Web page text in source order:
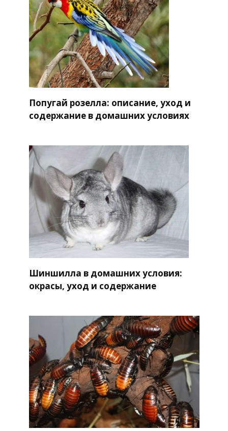
Попугай розелла: описание, уход и
содержание в домашних условиях
Шиншилла в домашних условия:
окрасы, уход и содержание